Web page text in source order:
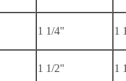
1 1/4" 1
1 1/2" 1